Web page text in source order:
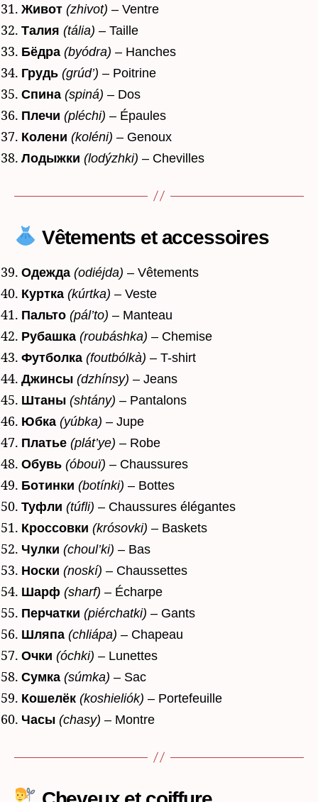
Живот (zhivot) – Ventre
Талия (tália) – Taille
Бёдра (byódra) – Hanches
Грудь (grúd’) – Poitrine
Спина (spiná) – Dos
Плечи (pléchi) – Épaules
Колени (koléni) – Genoux
Лодыжки (lodýzhki) – Chevilles
Vêtements et accessoires
Одежда (odiéjda) – Vêtements
Куртка (kúrtka) – Veste
Пальто (pál’to) – Manteau
Рубашка (roubáshka) – Chemise
Футболка (foutbólkà) – T-shirt
Джинсы (dzhínsy) – Jeans
Штаны (shtány) – Pantalons
Юбка (yúbka) – Jupe
Платье (plát’ye) – Robe
Обувь (óbouï) – Chaussures
Ботинки (botínki) – Bottes
Туфли (túfli) – Chaussures élégantes
Кроссовки (krósovki) – Baskets
Чулки (choul’ki) – Bas
Носки (noskí) – Chaussettes
Шарф (sharf) – Écharpe
Перчатки (piérchatki) – Gants
Шляпа (chliápa) – Chapeau
Очки (óchki) – Lunettes
Сумка (súmka) – Sac
Кошелёк (koshieliók) – Portefeuille
Часы (chasy) – Montre